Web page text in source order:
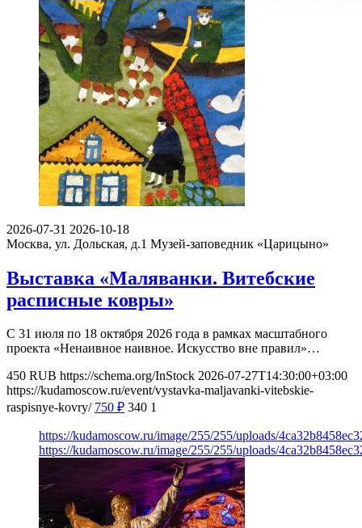
2026-07-31 2026-10-18
Москва, ул. Дольская, д.1 Музей-заповедник «Царицыно»
Выставка «Маляванки. Витебские
расписные ковры»
С 31 июля по 18 октября 2026 года в рамках масштабного
проекта «Ненаивное наивное. Искусство вне правил»…
450 RUB https://schema.org/InStock 2026-07-27T14:30:00+03:00
https://kudamoscow.ru/event/vystavka-maljavanki-vitebskie-
raspisnye-kovry/ 750 ₽ 340 1
https://kudamoscow.ru/image/255/255/uploads/
https://kudamoscow.ru/image/255/255/uploads/